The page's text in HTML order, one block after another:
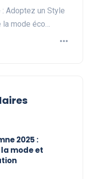
Adoptez un Style
la mode éco…
2025 :
mode et